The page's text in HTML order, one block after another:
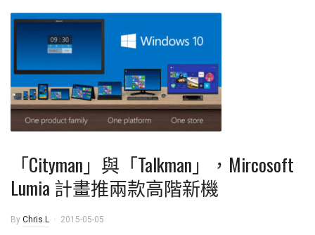
「Cityman」與「Talkman」，Mircosoft
Lumia 計畫推兩款高階新機
By Chris.L 2015-05-05